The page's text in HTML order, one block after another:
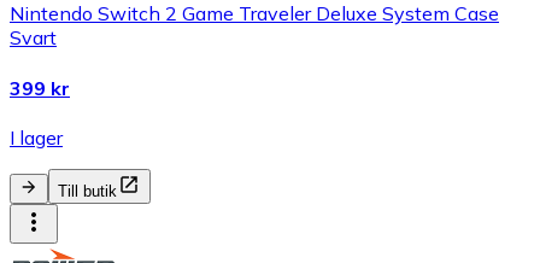
Nintendo Switch 2 Game Traveler Deluxe System Case
Svart
399 kr
I lager
Till butik